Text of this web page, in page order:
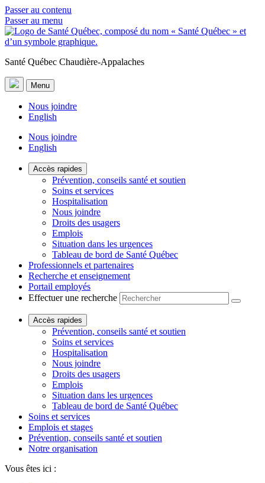
Passer au contenu
Passer au menu
Santé Québec Chaudière-Appalaches
Menu
Nous joindre
English
Nous joindre
English
Accès rapides
Prévention, conseils santé et soutien
Soins et services
Hospitalisation
Nous joindre
Droits des usagers
Emplois
Situation dans les urgences
Tableau de bord de Santé Québec
Professionnels et partenaires
Recherche et enseignement
Portail employés
Effectuer une recherche
Accès rapides
Prévention, conseils santé et soutien
Soins et services
Hospitalisation
Nous joindre
Droits des usagers
Emplois
Situation dans les urgences
Tableau de bord de Santé Québec
Soins et services
Emplois et stages
Prévention, conseils santé et soutien
Notre organisation
Vous êtes ici :